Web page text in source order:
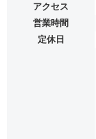
アクセス
営業時間
定休日